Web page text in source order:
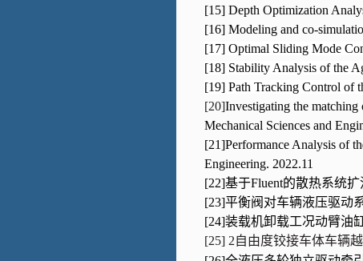
[15] Depth Optimization
[16] Modeling and co-
[17] Optimal Sliding Mode
[18] Stability Analysis of the
[19] Path Tracking Control of
[20]Investigating the
Mechanical Sciences and
[21]Performance Analysis of
Engineering. 2022.11
[22]基于Fluent的散热系统
[23]平衡阀对车辆液压驱动
[24]装载机卸载工况动臂油
[25] 2自由度铰接车体车辆